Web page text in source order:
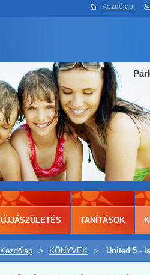
Kezdőlap
Kezdőlap > KÖNYVEK > United 5 -
ÚJJÁSZÜLETÉS TANÍTÁSOK